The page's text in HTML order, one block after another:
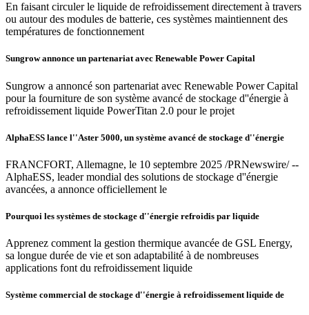
En faisant circuler le liquide de refroidissement directement à travers
ou autour des modules de batterie, ces systèmes maintiennent des
températures de fonctionnement
Sungrow annonce un partenariat avec Renewable Power Capital
Sungrow a annoncé son partenariat avec Renewable Power Capital
pour la fourniture de son système avancé de stockage d''énergie à
refroidissement liquide PowerTitan 2.0 pour le projet
AlphaESS lance l''Aster 5000, un système avancé de stockage d''énergie
FRANCFORT, Allemagne, le 10 septembre 2025 /PRNewswire/ --
AlphaESS, leader mondial des solutions de stockage d''énergie
avancées, a annonce officiellement le
Pourquoi les systèmes de stockage d''énergie refroidis par liquide
Apprenez comment la gestion thermique avancée de GSL Energy,
sa longue durée de vie et son adaptabilité à de nombreuses
applications font du refroidissement liquide
Système commercial de stockage d''énergie à refroidissement liquide de